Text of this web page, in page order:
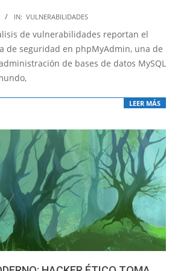
IN: VULNERABILIDADES
de vulnerabilidades reportan el
de seguridad en phpMyAdmin, una de
de bases de datos MySQL
LEER MÁS